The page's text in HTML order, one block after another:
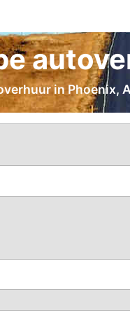
in Phoenix,